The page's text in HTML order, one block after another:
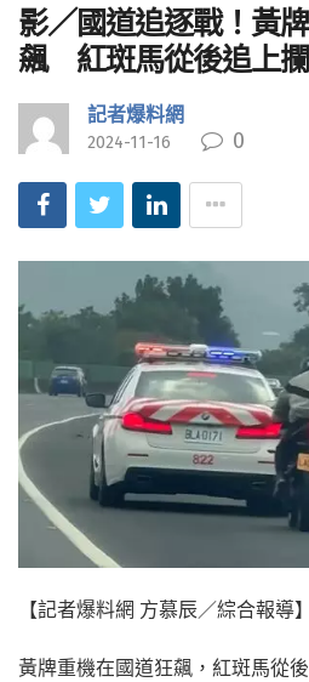
影／國道追逐戰！黃
飆 紅斑馬從後追上
記者爆料網
2024-11-16 0
【記者爆料網 方慕辰／綜合報導】
黃牌重機在國道狂飆，紅斑馬從